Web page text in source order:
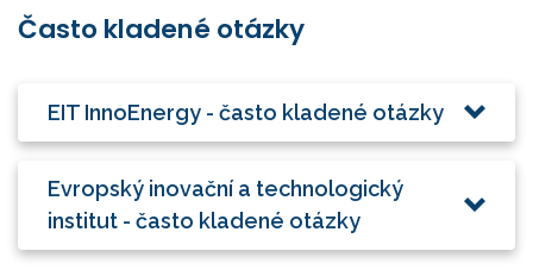
Často kladené otázky
EIT InnoEnergy - často kladené otázky
Evropský inovační a technologický
institut - často kladené otázky